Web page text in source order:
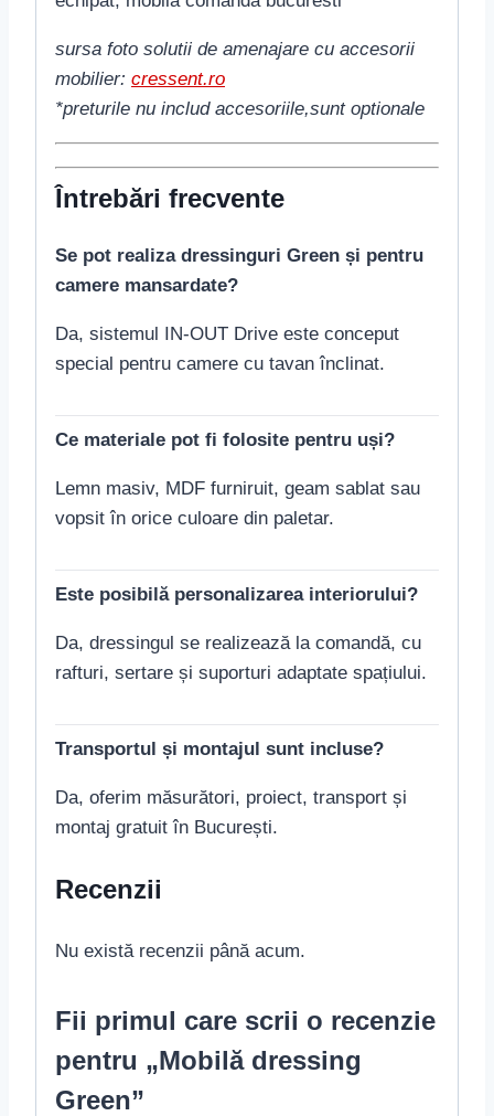
sursa foto solutii de amenajare cu accesorii
mobilier: cressent.ro
*preturile nu includ accesoriile,sunt optionale
Întrebări frecvente
Se pot realiza dressinguri Green și pentru
camere mansardate?
Da, sistemul IN-OUT Drive este conceput
special pentru camere cu tavan înclinat.
Ce materiale pot fi folosite pentru uși?
Lemn masiv, MDF furniruit, geam sablat sau
vopsit în orice culoare din paletar.
Este posibilă personalizarea interiorului?
Da, dressingul se realizează la comandă, cu
rafturi, sertare și suporturi adaptate spațiului.
Transportul și montajul sunt incluse?
Da, oferim măsurători, proiect, transport și
montaj gratuit în București.
Recenzii
Nu există recenzii până acum.
Fii primul care scrii o recenzie
pentru „Mobilă dressing
Green”